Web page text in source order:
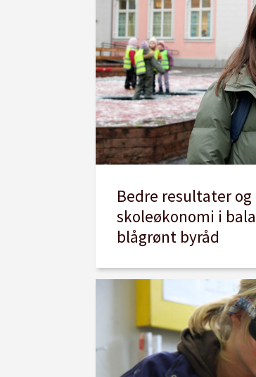
Bedre resultater og
skoleøkonomi i
blågrønt byråd